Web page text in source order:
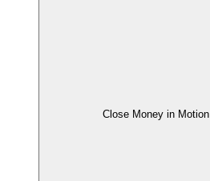
Close Money in Motion